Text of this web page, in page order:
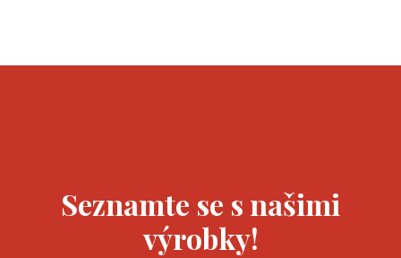
Seznamte se s našimi
výrobky!